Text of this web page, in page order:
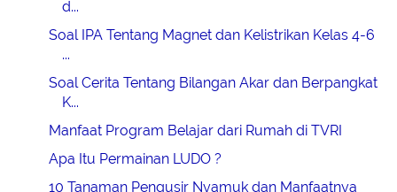
d...
Soal IPA Tentang Magnet dan Kelistrikan Kelas 4-6
...
Soal Cerita Tentang Bilangan Akar dan Berpangkat
K...
Manfaat Program Belajar dari Rumah di TVRI
Apa Itu Permainan LUDO ?
10 Tanaman Pengusir Nyamuk dan Manfaatnya